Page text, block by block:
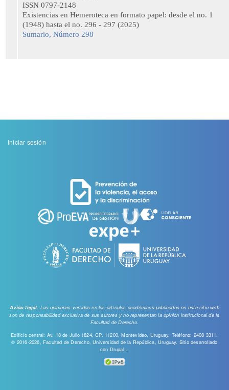
ISSN 0797-2148
Existencias en Hemeroteca en formato papel: desde el no. 1
(1948) hasta el no. 296 - 297 (2025)
Sumario, Número 298
Menu
Iniciar sesión
Aviso legal: Las opiniones vertidas en los artículos académicos publicados en este sitio web
son de responsabilidad exclusiva de sus autores y no representan la opinión institucional de la
Facultad de Derecho.
Edificio central: Av. 18 de Julio 1824, CP. 11200, Montevideo, Uruguay. Teléfono: 2408 3311.
© 2016-2026, Facultad de Derecho, Universidad de la República, Uruguay. Sitio desarrollado
con Drupal...